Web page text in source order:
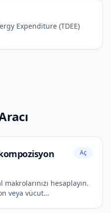
Expenditure (TDEE)
Aç
hesaplayın.
veya vücut